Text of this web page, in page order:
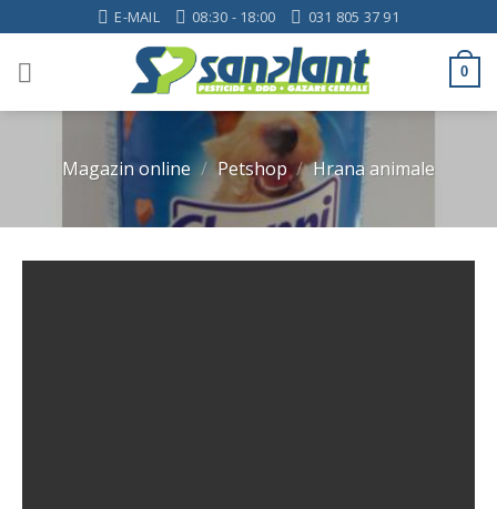
to
content
E-MAIL 08:30 - 18:00 031 805 37 91
0
Magazin online / Petshop / Hrana animale